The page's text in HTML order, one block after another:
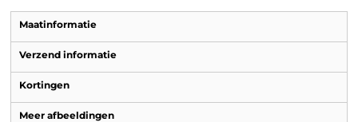
Maatinformatie
Verzend informatie
Kortingen
Meer afbeeldingen